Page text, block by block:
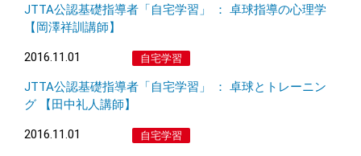
JTTA公認基礎指導者「自宅学習」 ： 卓球指導の心理学
【岡澤祥訓講師】
2016.11.01 自宅学習
JTTA公認基礎指導者「自宅学習」 ： 卓球とトレーニン
グ 【田中礼人講師】
2016.11.01 自宅学習